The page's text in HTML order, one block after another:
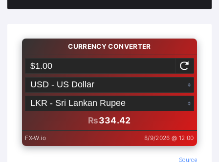
Source